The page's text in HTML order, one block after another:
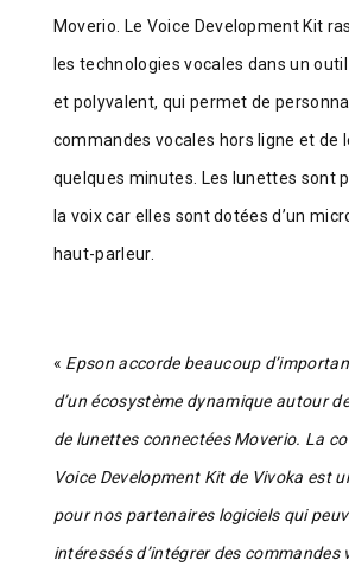
Moverio. Le Voice Development Kit
les technologies vocales dans un
et polyvalent, qui permet de
commandes vocales hors ligne et de
quelques minutes. Les lunettes sont
la voix car elles sont dotées d’un
haut-parleur.
« Epson accorde beaucoup
d’un écosystème dynamique autour
de lunettes connectées Moverio. La
Voice Development Kit de Vivoka est
pour nos partenaires logiciels qui
intéressés d’intégrer des commandes